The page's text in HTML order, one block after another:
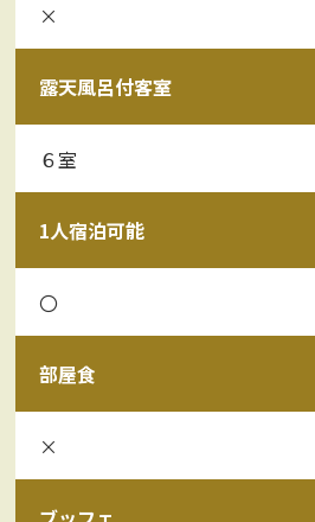
×
露天風呂付客室
６室
1人宿泊可能
〇
部屋食
×